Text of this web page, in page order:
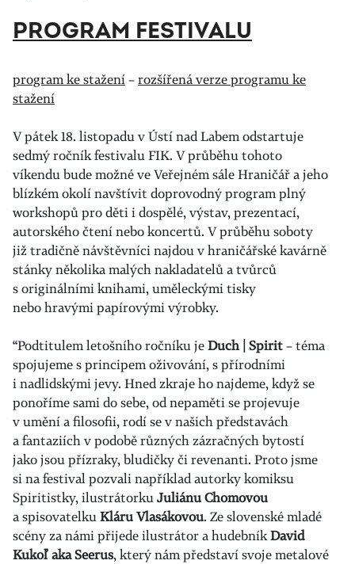
PROGRAM FESTIVALU
program ke stažení–rozšířená verze programu ke
stažení
V pátek 18. listopadu v Ústí nad Labem odstartuje
sedmý ročník festivalu FIK. V průběhu tohoto
víkendu bude možné ve Veřejném sále Hraničář a jeho
blízkém okolí navštívit doprovodný program plný
workshopů pro děti i dospělé, výstav, prezentací,
autorského čtení nebo koncertů. V průběhu soboty
již tradičně návštěvníci najdou v hraničářské kavárně
stánky několika malých nakladatelů a tvůrců
s originálními knihami, uměleckými tisky
nebo hravými papírovými výrobky.
“Podtitulem letošního ročníku jeDuch | Spirit– téma
spojujeme s principem oživování, s přírodními
i nadlidskými jevy. Hned zkraje ho najdeme, když se
ponoříme sami do sebe, od nepaměti se projevuje
v umění a filosofii, rodí se v našich představách
a fantaziích v podobě různých zázračných bytostí
jako jsou přízraky, bludičky či revenanti. Proto jsme
si na festival pozvali například autorky komiksu
Spiritistky, ilustrátorkuJuliánu Chomovou
a spisovatelkuKláru Vlasákovou. Ze slovenské mladé
scény za námi přijede ilustrátor a hudebníkDavid
Kukoľ aka Seerus, který nám představí svoje metalové